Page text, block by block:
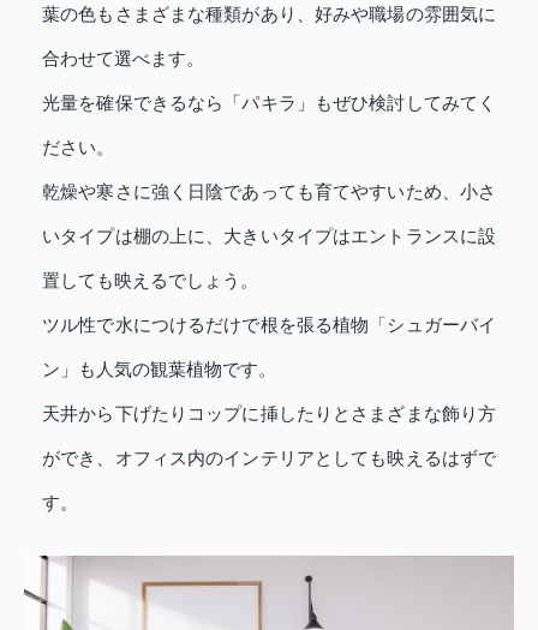
葉の色もさまざまな種類があり、好みや職場の雰囲気に
合わせて選べます。
光量を確保できるなら「パキラ」もぜひ検討してみてく
ださい。
乾燥や寒さに強く日陰であっても育てやすいため、小さ
いタイプは棚の上に、大きいタイプはエントランスに設
置しても映えるでしょう。
ツル性で水につけるだけで根を張る植物「シュガーバイ
ン」も人気の観葉植物です。
天井から下げたりコップに挿したりとさまざまな飾り方
ができ、オフィス内のインテリアとしても映えるはずで
す。